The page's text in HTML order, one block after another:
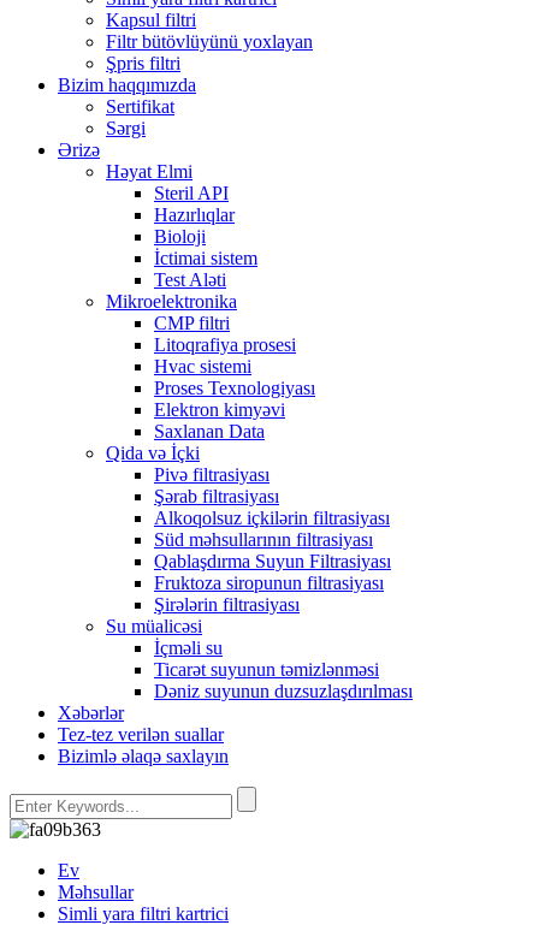
Kapsul filtri
Filtr bütövlüyünü yoxlayan
Şpris filtri
Bizim haqqımızda
Sertifikat
Sərgi
Ərizə
Həyat Elmi
Steril API
Hazırlıqlar
Bioloji
İctimai sistem
Test Aləti
Mikroelektronika
CMP filtri
Litoqrafiya prosesi
Hvac sistemi
Proses Texnologiyası
Elektron kimyəvi
Saxlanan Data
Qida və İçki
Pivə filtrasiyası
Şərab filtrasiyası
Alkoqolsuz içkilərin filtrasiyası
Süd məhsullarının filtrasiyası
Qablaşdırma Suyun Filtrasiyası
Fruktoza siropunun filtrasiyası
Şirələrin filtrasiyası
Su müalicəsi
İçməli su
Ticarət suyunun təmizlənməsi
Dəniz suyunun duzsuzlaşdırılması
Xəbərlər
Tez-tez verilən suallar
Bizimlə əlaqə saxlayın
Ev
Məhsullar
Simli yara filtri kartrici